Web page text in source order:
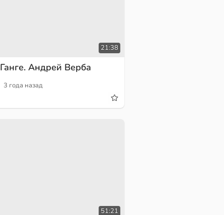
21:38
Андрей Верба
3 года назад
51:21